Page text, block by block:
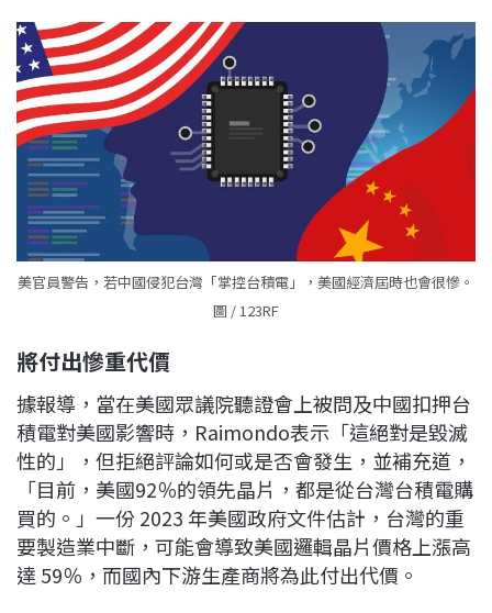
美官員警告，若中國侵犯台灣「掌控台積電」，美國經濟屆時也會很慘。
圖 / 123RF
將付出慘重代價
據報導，當在美國眾議院聽證會上被問及中國扣押台
積電對美國影響時，Raimondo表示「這絕對是毀滅
性的」，但拒絕評論如何或是否會發生，並補充道，
「目前，美國92％的領先晶片，都是從台灣台積電購
買的。」一份 2023 年美國政府文件估計，台灣的重
要製造業中斷，可能會導致美國邏輯晶片價格上漲高
達 59％，而國內下游生產商將為此付出代價。